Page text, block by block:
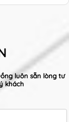
luôn sẵn lòng tư
khách